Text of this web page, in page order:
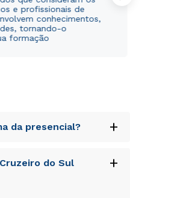
e profissionais de
conhecimentos,
tornando-o
formação
da presencial? +
beatae vitae dicta
do Sul +
e fácil
com a Política de Privacidade.
e fácil
com a Política de Privacidade.